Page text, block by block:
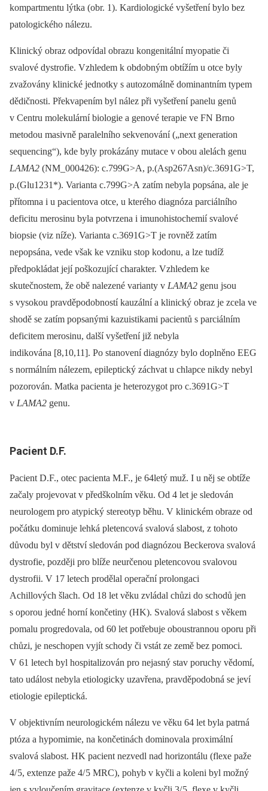
kompartmentu lýtka (obr. 1). Kardiologické vyšetření bylo bez
patologického nálezu.
Klinický obraz odpovídal obrazu kongenitální myopatie či
svalové dystrofie. Vzhledem k obdobným obtížím u otce byly
zvažovány klinické jednotky s autozomálně dominantním typem
dědičnosti. Překvapením byl nález při vyšetření panelu genů
v Centru molekulární biologie a genové terapie ve FN Brno
metodou masivně paralelního sekvenování („next generation
sequencing“), kde byly prokázány mutace v obou alelách genu
LAMA2 (NM_000426): c.799G>A, p.(Asp267Asn)/c.3691G>T,
p.(Glu1231*). Varianta c.799G>A zatím nebyla popsána, ale je
přítomna i u pacientova otce, u kterého diagnóza parciálního
deficitu merosinu byla potvrzena i imunohistochemií svalové
biopsie (viz níže). Varianta c.3691G>T je rovněž zatím
nepopsána, vede však ke vzniku stop kodonu, a lze tudíž
předpokládat její poškozující charakter. Vzhledem ke
skutečnostem, že obě nalezené varianty v LAMA2 genu jsou
s vysokou pravděpodobností kauzální a klinický obraz je zcela ve
shodě se zatím popsanými kazuistikami pacientů s parciálním
deficitem merosinu, další vyšetření již nebyla
indikována [8,10,11]. Po stanovení diagnózy bylo doplněno EEG
s normálním nálezem, epileptický záchvat u chlapce nikdy nebyl
pozorován. Matka pacienta je heterozygot pro c.3691G>T
v LAMA2 genu.
Pacient D.F.
Pacient D.F., otec pacienta M.F., je 64letý muž. I u něj se obtíže
začaly projevovat v předškolním věku. Od 4 let je sledován
neurologem pro atypický stereotyp běhu. V klinickém obraze od
počátku dominuje lehká pletencová svalová slabost, z tohoto
důvodu byl v dětství sledován pod diagnózou Beckerova svalová
dystrofie, později pro blíže neurčenou pletencovou svalovou
dystrofii. V 17 letech prodělal operační prolongaci
Achillových šlach. Od 18 let věku zvládal chůzi do schodů jen
s oporou jedné horní končetiny (HK). Svalová slabost s věkem
pomalu progredovala, od 60 let potřebuje oboustrannou oporu při
chůzi, je neschopen vyjít schody či vstát ze země bez pomoci.
V 61 letech byl hospitalizován pro nejasný stav poruchy vědomí,
tato událost nebyla etiologicky uzavřena, pravděpodobná se jeví
etiologie epileptická.
V objektivním neurologickém nálezu ve věku 64 let byla patrná
ptóza a hypomimie, na končetinách dominovala proximální
svalová slabost. HK pacient nezvedl nad horizontálu (flexe paže
4/ 5, extenze paže 4/ 5 MRC), pohyb v kyčli a koleni byl možný